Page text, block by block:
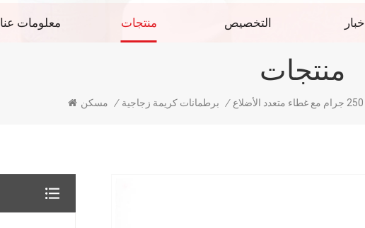
معلومات عنا منتجات التخصيص أخبار
منتجات
مسكن / برطمانات كريمة زجاجية /